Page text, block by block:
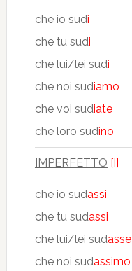
che io sudi
che tu sudi
che lui/lei sudi
che noi sudiamo
che voi sudiate
che loro sudino
IMPERFETTO [i]
che io sudassi
che tu sudassi
che lui/lei sudasse
che noi sudassimo